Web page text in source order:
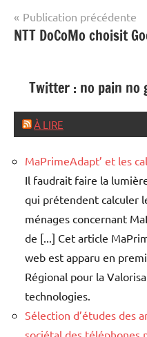
Navigation
de
Publication précédente
NTT DoCoMo choisit
Twitter : no pain no
À LIRE
MaPrimeAdapt’ et les
Il faudrait faire la
qui prétendent calculer
ménages concernant
de [...] Cet article
web est apparu en
Régional pour la
technologies.
Sélection d’études des
sociétal des téléphones